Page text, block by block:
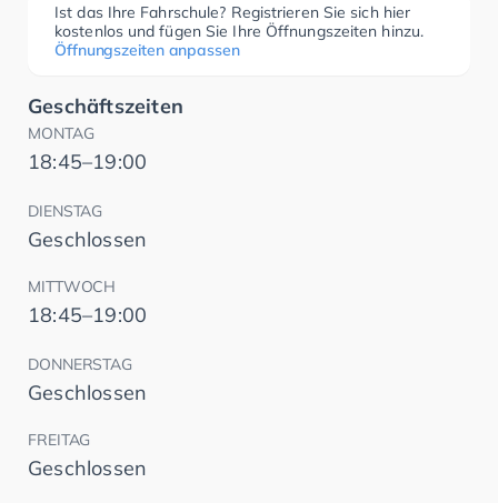
Ist das Ihre Fahrschule? Registrieren Sie sich hier
kostenlos und fügen Sie Ihre Öffnungszeiten hinzu.
Öffnungszeiten anpassen
Geschäftszeiten
MONTAG
18:45–19:00
DIENSTAG
Geschlossen
MITTWOCH
18:45–19:00
DONNERSTAG
Geschlossen
FREITAG
Geschlossen